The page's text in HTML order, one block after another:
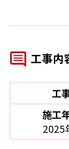
工事内
工
施工
2025